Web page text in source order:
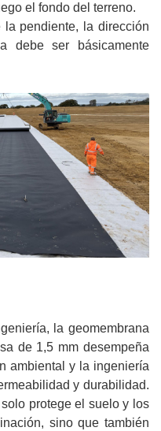
el fondo del terreno.
pendiente, la dirección
debe ser básicamente
la geomembrana
de 1,5 mm desempeña
ambiental y la ingeniería
y durabilidad.
protege el suelo y los
sino que también